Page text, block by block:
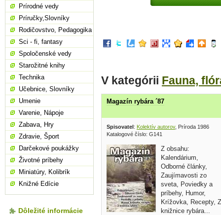
V kategórii Fauna,
Magazín rybára ´87
Spisovatel: Kolektív autorov, Príroda 1986
Katalogové číslo: G141
Z obsahu:
Kalendárium,
Odborné články,
Zaujímavosti zo
sveta, Poviedky a
príbehy, Humor,
Krížovka, Recepty, Z
knižnice rybára...
Prírodné vedy
Príručky,Slovníky
Rodičovstvo, Pedagogika
Sci - fi, fantasy
Spoločenské vedy
Starožitné knihy
Technika
Učebnice, Slovníky
Umenie
Varenie, Nápoje
Zabava, Hry
Zdravie, Šport
Darčekové poukážky
Životné príbehy
Miniatúry, Kolibrík
Knižné Edície
Dôležité informácie